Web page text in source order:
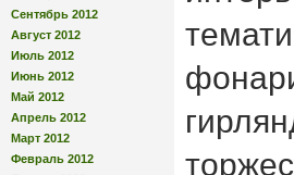
Сентябрь 2012
Август 2012
Июль 2012
Июнь 2012
Май 2012
Апрель 2012
Март 2012
Февраль 2012